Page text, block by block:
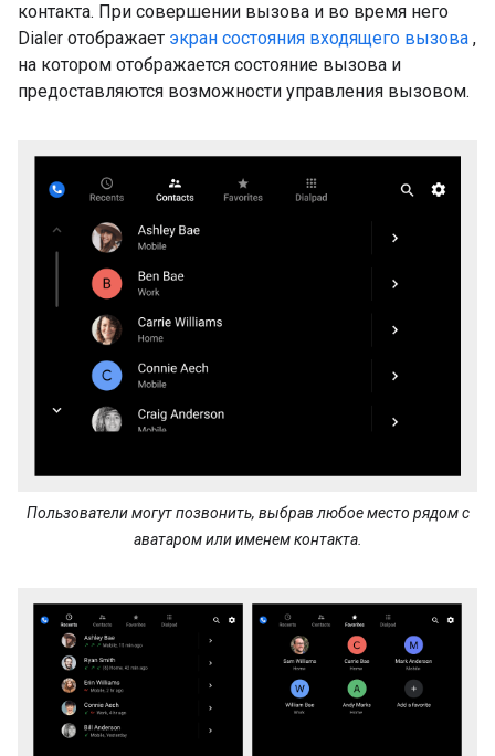
контакта. При совершении вызова и во время него
Dialer отображает экран состояния входящего вызова ,
на котором отображается состояние вызова и
предоставляются возможности управления вызовом.
Пользователи могут позвонить, выбрав любое место рядом с
аватаром или именем контакта.